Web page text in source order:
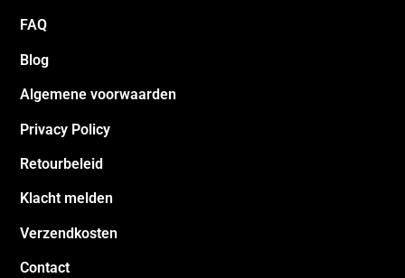
FAQ
Blog
Algemene voorwaarden
Privacy Policy
Retourbeleid
Klacht melden
Verzendkosten
Contact